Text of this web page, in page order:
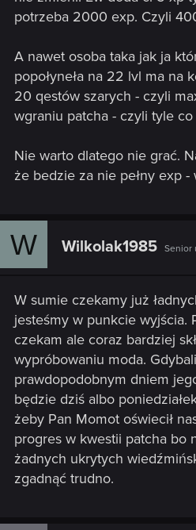
potrzeba 2000 exp. Czyli
A nawet osoba taka jak ja
popołyneła na 22 lvl ma na
20 qestów szarych - czyli
wgraniu patcha - czyli tyle co
Nie warto dlatego nie grać.
że bedzie za nie pełny exp
W Wilkolak1985 Senior
W sumie czekamy już
jesteśmy w punkcie wyjścia.
czekam ale coraz bardziej
wypróbowaniu moda.
prawdopodobnym dniem
będzie dziś albo
żeby Pan Momot oświecił
progres w kwestii patcha bo
żadnych ukrytych
zgadnąć trudno.